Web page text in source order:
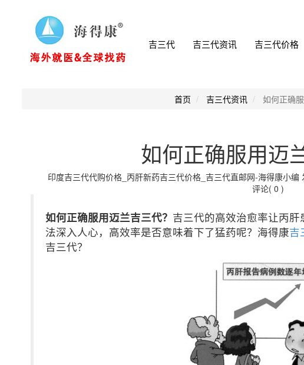
吉三代 吉三代资讯 吉三代价格
首页 吉三代资讯 如何正确
如何正确服用迈
印度吉三代代购价格_丙肝新药吉三代价格_吉三代直邮网-海得康小
评论( 0 )
如何正确服用迈兰吉三代？ 吉三代的高效治愈率让丙肝
法深入人心，高效率是否意味着下了猛药呢？海得康吉
吉三代？